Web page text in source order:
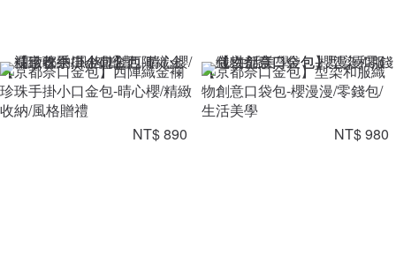
【京都奈口金包】西陣織金襴
珍珠手掛小口金包-晴心櫻/精緻
收納/風格贈禮
NT$ 890
【京都奈口金包】型染和服織
物創意口袋包-櫻漫漫/零錢包/
生活美學
NT$ 980